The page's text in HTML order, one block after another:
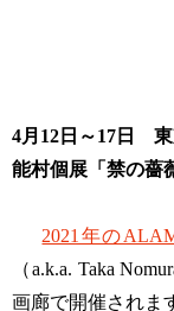
4月12日～17日 東
能村個展「禁の薔
2021年の
（a.k.a. Taka
画廊で開催されま